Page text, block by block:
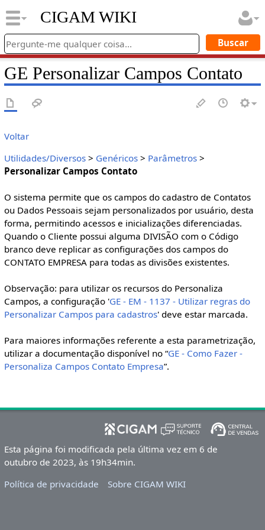
CIGAM WIKI
GE Personalizar Campos Contato
Voltar
Utilidades/Diversos> Genéricos> Parâmetros>
Personalizar Campos Contato
O sistema permite que os campos do cadastro de Contatos
ou Dados Pessoais sejam personalizados por usuário, desta
forma, permitindo acessos e inicializações diferenciadas.
Quando o Cliente possui alguma DIVISÃO com o Código
branco deve replicar as configurações dos campos do
CONTATO EMPRESA para todas as divisões existentes.
Observação: para utilizar os recursos do Personaliza
Campos, a configuração 'GE - EM - 1137 - Utilizar regras do
Personalizar Campos para cadastros' deve estar marcada.
Para maiores informações referente a esta parametrização,
utilizar a documentação disponível no “GE - Como Fazer -
Personaliza Campos Contato Empresa”.
Esta página foi modificada pela última vez em 6 de
outubro de 2023, às 19h34min.
Política de privacidade
Sobre CIGAM WIKI